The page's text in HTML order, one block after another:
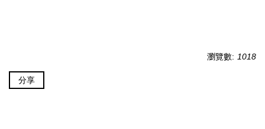
瀏覽數: 1018
分享